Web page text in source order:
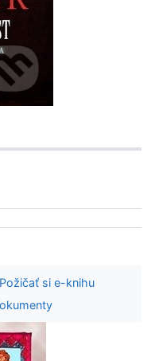
Požičať si e-knihu